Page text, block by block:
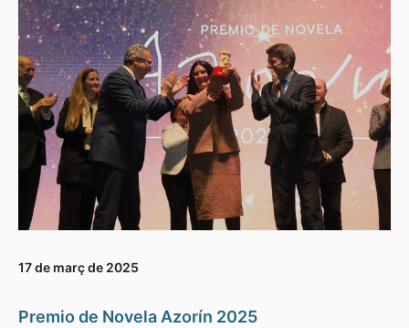
17 de març de 2025
Premio de Novela Azorín 2025